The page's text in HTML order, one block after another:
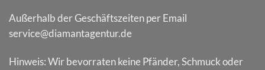
Außerhalb der Geschäftszeiten per Email
service@diamantagentur.de
Hinweis: Wir bevorraten keine Pfänder, Schmuck oder